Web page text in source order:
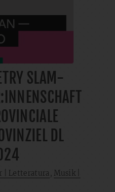
SLAM-
DL
| Letteratura , Musik |